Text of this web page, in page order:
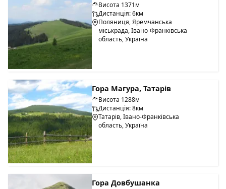
Висота 1371м
Дистанція: 6км
Поляниця, Яремчанська
міськрада, Івано-Франківська
область, Україна
Гора Магура, Татарів
Висота 1288м
Дистанція: 8км
Татарів, Івано-Франківська
область, Україна
Гора Довбушанка